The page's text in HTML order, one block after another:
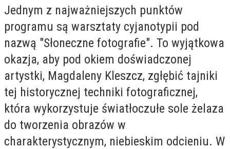
Jednym z najważniejszych punktów
programu są warsztaty cyjanotypii pod
nazwą "Słoneczne fotografie". To wyjątkowa
okazja, aby pod okiem doświadczonej
artystki, Magdaleny Kleszcz, zgłębić tajniki
tej historycznej techniki fotograficznej,
która wykorzystuje światłoczułe sole żelaza
do tworzenia obrazów w
charakterystycznym, niebieskim odcieniu. W